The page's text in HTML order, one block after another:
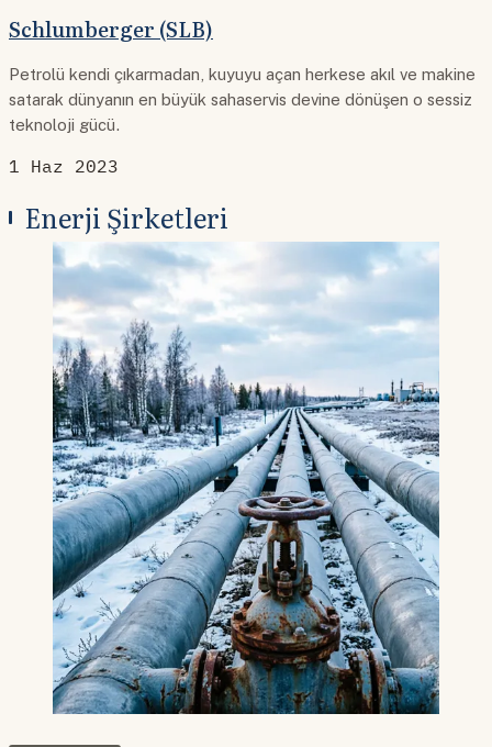
Schlumberger (SLB)
Petrolü kendi çıkarmadan, kuyuyu açan herkese akıl ve makine
satarak dünyanın en büyük sahaservis devine dönüşen o sessiz
teknoloji gücü.
1 Haz 2023
Enerji Şirketleri